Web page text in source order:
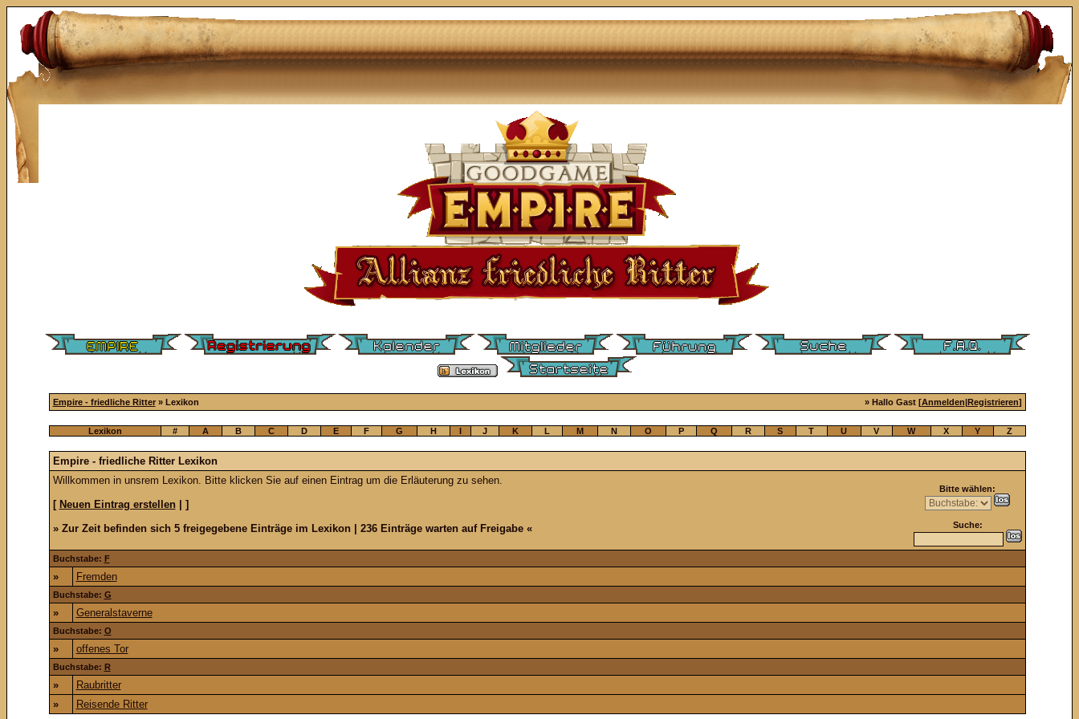
Empire - friedliche Ritter» Lexikon » Hallo Gast [Anmelden|Registrieren]
Lexikon # A B C D E F G H I J K L M N O P Q R S T U V W X Y Z
Empire - friedliche Ritter Lexikon
Willkommen in unsrem Lexikon. Bitte klicken Sie auf einen Eintrag um die Erläuterung zu sehen.
[ Neuen Eintrag erstellen| ]
» Zur Zeit befinden sich 5 freigegebene Einträge im Lexikon | 236 Einträge warten auf Freigabe «
Bitte wählen:
Suche:
Buchstabe: F
» Fremden
Buchstabe: G
» Generalstaverne
Buchstabe: O
» offenes Tor
Buchstabe: R
»
Raubritter
»
Reisende Ritter